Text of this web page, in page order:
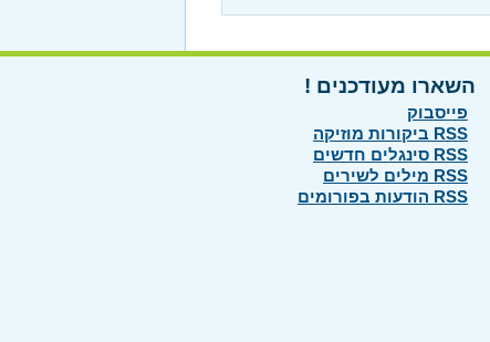
השארו מעודכנים !
פייסבוק
RSS ביקורות מוזיקה
RSS סינגלים חדשים
RSS מילים לשירים
RSS הודעות בפורומים